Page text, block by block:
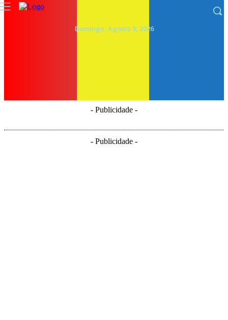
Domingo, Agosto 9, 2026
- Publicidade -
- Publicidade -